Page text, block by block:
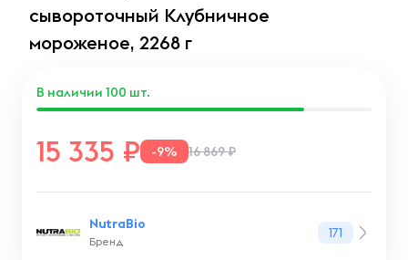
сывороточный Клубничное
мороженое, 2268 г
15 335 -9% 16 869 ₽
В наличии 100 шт.
NutraBio
Бренд
171